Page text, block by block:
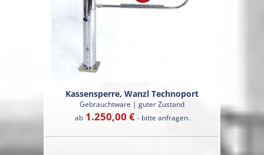
Kassensperre, Wanzl Technoport
Gebrauchtware | guter Zustand
ab1.250,00 € - bitte anfragen.